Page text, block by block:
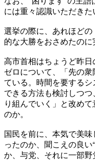
には重々認識いただきた
選挙の際に、あれほど
的な大勝をおさめたのに
高市首相はちょうど昨
ゼロについて、「先の
ている。時間を要する
できる方法も検討しつ
り組んでいく」と改め
のか。
国民を前に、本気で美
ったのか、聞こえの良
か、与党、それに一部